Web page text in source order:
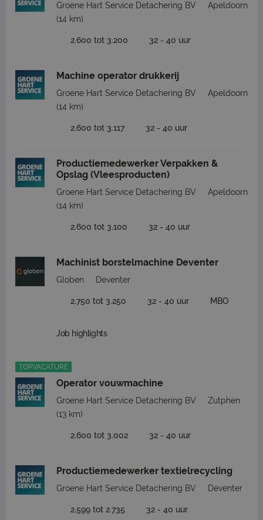
Groene Hart Service Detachering BV
Apeldoorn
(14 km)
2.600 tot 3.200 32 - 40 uur
Machine operator drukkerij
Groene Hart Service Detachering BV
Apeldoorn
(14 km)
2.600 tot 3.117 32 - 40 uur
Productiemedewerker Verpakken &
Opslag (Vleesproducten)
Groene Hart Service Detachering BV
Apeldoorn
(14 km)
2.600 tot 3.100 32 - 40 uur
Machinist borstelmachine Deventer
Globen Deventer
2.750 tot 3.250 32 - 40 uur MBO
Job highlights
TOPVACATURE
Operator vouwmachine
Groene Hart Service Detachering BV
Zutphen
(13 km)
2.600 tot 3.002 32 - 40 uur
Productiemedewerker textielrecycling
Groene Hart Service Detachering BV Deventer
2.599 tot 2.735 32 - 40 uur